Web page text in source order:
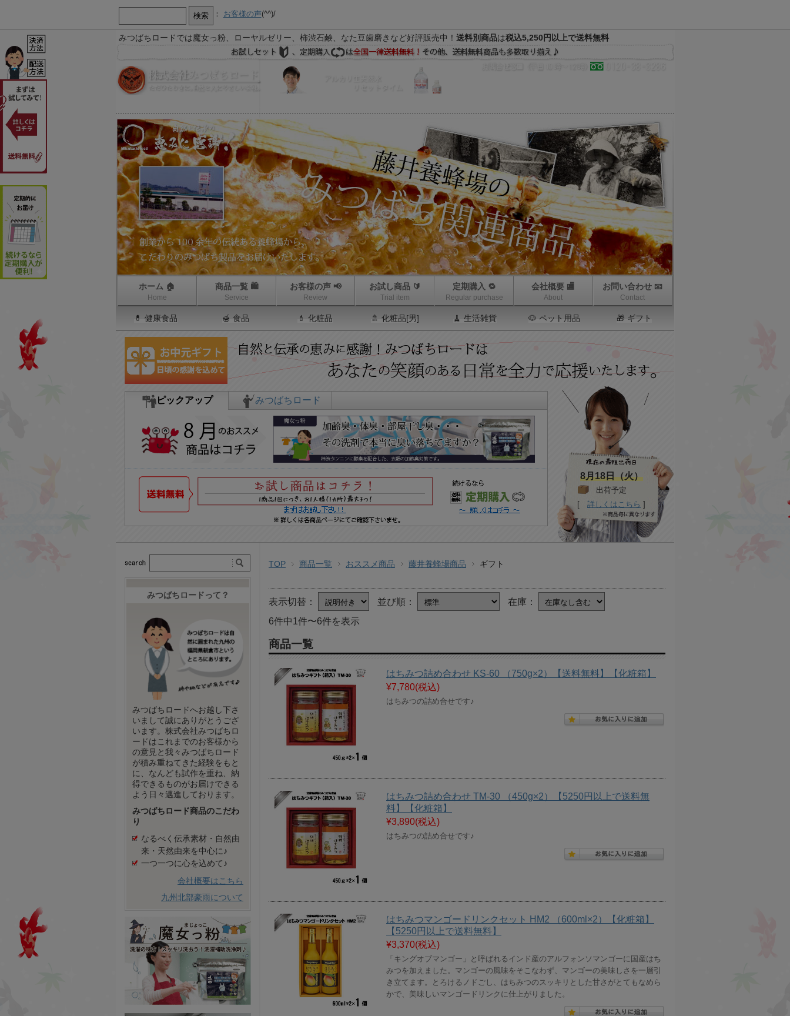
： お客様の声(^^)/
みつばちロードでは魔女っ粉、ローヤルゼリー、柿渋石鹸、なた豆歯磨きなど好評販売中！ 送料別商品は税込5,250円以上で送料無料
ホーム 🏠
Home
商品一覧 🛍
Service
お客様の声 📢
Review
お試し商品 🔰
Trial item
定期購入 🔁
Regular purchase
会社概要 🏬
About
お問い合わせ 📧
Contact
TOP 商品一覧 おススメ商品 藤井養蜂場商品 ギフト
表示切替： 並び順：
在庫：
6件中1件〜6件を表示
商品一覧
はちみつ詰め合わせ KS-60 （750g×2）【送料無料】【化粧箱】
¥7,780(税込)
はちみつの詰め合せです♪
はちみつ詰め合わせ TM-30 （450g×2）【5250円以上で送料無
料】【化粧箱】
¥3,890(税込)
はちみつの詰め合せです♪
はちみつマンゴードリンクセット HM2 （600ml×2）【化粧箱】
【5250円以上で送料無料】
¥3,370(税込)
「キングオブマンゴー」と呼ばれるインド産のアルフォンソマンゴーに国産はち
みつを加えました。マンゴーの風味をそこなわず、マンゴーの美味しさを一層引
き立てます。とろけるノドごし、はちみつのスッキリとした甘さがとてもなめら
かで、美味しいマンゴードリンクに仕上がりました。
みつばちロードって？
みつばちロードへお越し下さ
いまして誠にありがとうござ
います。株式会社みつばちロ
ードはこれまでのお客様から
の意見と我々みつばちロード
が積み重ねてきた経験をもと
に、なんども試作を重ね、納
得できるものがお届けできる
よう日々邁進しております。
みつばちロード商品のこだわ
り
なるべく伝承素材・自然由
来・天然由来を中心に♪
一つ一つに心を込めて♪
会社概要はこちら
九州北部豪雨について